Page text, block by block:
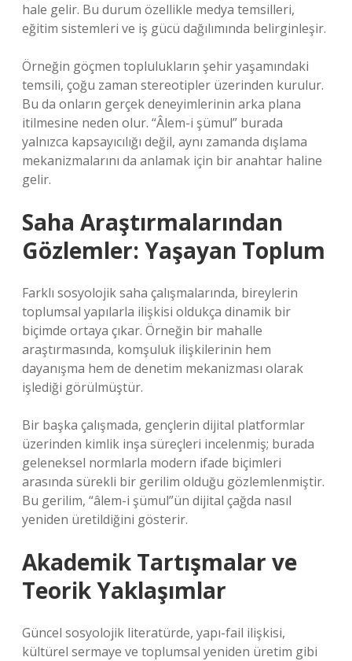
hale gelir. Bu durum özellikle medya temsilleri,
eğitim sistemleri ve iş gücü dağılımında belirginleşir.
Örneğin göçmen toplulukların şehir yaşamındaki
temsili, çoğu zaman stereotipler üzerinden kurulur.
Bu da onların gerçek deneyimlerinin arka plana
itilmesine neden olur. “Âlem-i şümul” burada
yalnızca kapsayıcılığı değil, aynı zamanda dışlama
mekanizmalarını da anlamak için bir anahtar haline
gelir.
Saha Araştırmalarından
Gözlemler: Yaşayan Toplum
Farklı sosyolojik saha çalışmalarında, bireylerin
toplumsal yapılarla ilişkisi oldukça dinamik bir
biçimde ortaya çıkar. Örneğin bir mahalle
araştırmasında, komşuluk ilişkilerinin hem
dayanışma hem de denetim mekanizması olarak
işlediği görülmüştür.
Bir başka çalışmada, gençlerin dijital platformlar
üzerinden kimlik inşa süreçleri incelenmiş; burada
geleneksel normlarla modern ifade biçimleri
arasında sürekli bir gerilim olduğu gözlemlenmiştir.
Bu gerilim, “âlem-i şümul”ün dijital çağda nasıl
yeniden üretildiğini gösterir.
Akademik Tartışmalar ve
Teorik Yaklaşımlar
Güncel sosyolojik literatürde, yapı-fail ilişkisi,
kültürel sermaye ve toplumsal yeniden üretim gibi